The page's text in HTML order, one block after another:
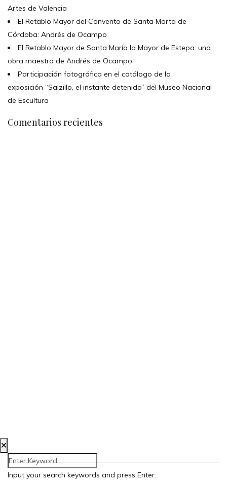
Artes de Valencia
El Retablo Mayor del Convento de Santa Marta de
Córdoba: Andrés de Ocampo
El Retablo Mayor de Santa María la Mayor de Estepa: una
obra maestra de Andrés de Ocampo
Participación fotográfica en el catálogo de la
exposición “Salzillo, el instante detenido” del Museo Nacional
de Escultura
Comentarios recientes
Input your search keywords and press Enter.